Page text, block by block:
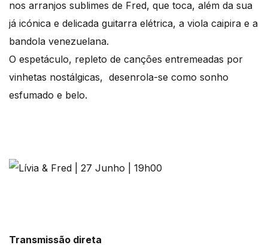
nos arranjos sublimes de Fred, que toca, além da sua
já icónica e delicada guitarra elétrica, a viola caipira e a
bandola venezuelana.
O espetáculo, repleto de canções entremeadas por
vinhetas nostálgicas, desenrola-se como sonho
esfumado e belo.
Transmissão direta